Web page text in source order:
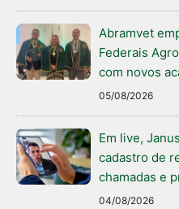
Abramvet
Federais
com novos
05/08/2026
Em live,
cadastro de
chamadas e
04/08/2026